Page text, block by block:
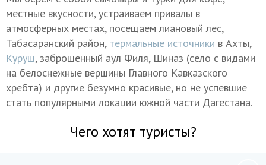
местные вкусности, устраиваем привалы в
атмосферных местах, посещаем лиановый лес,
Табасаранский район, термальные источники в Ахты,
Куруш, заброшенный аул Филя, Шиназ (село с видами
на белоснежные вершины Главного Кавказского
хребта) и другие безумно красивые, но не успевшие
стать популярными локации южной части Дагестана.
Чего хотят туристы?